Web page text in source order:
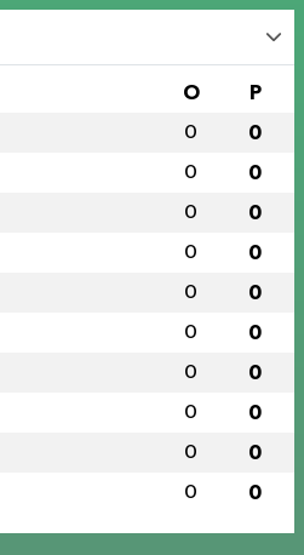
O P
0 0
0 0
0 0
0 0
0 0
0 0
0 0
0 0
0 0
0 0